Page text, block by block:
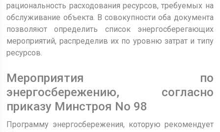
рациональность расходования ресурсов, требуемых на
обслуживание объекта. В совокупности оба документа
позволяют определить список энергосберегающих
мероприятий, распределив их по уровню затрат и типу
ресурсов.
Мероприятия по
энергосбережению, согласно
приказу Минстроя No 98
Программу энергосбережения, которую рекомендует